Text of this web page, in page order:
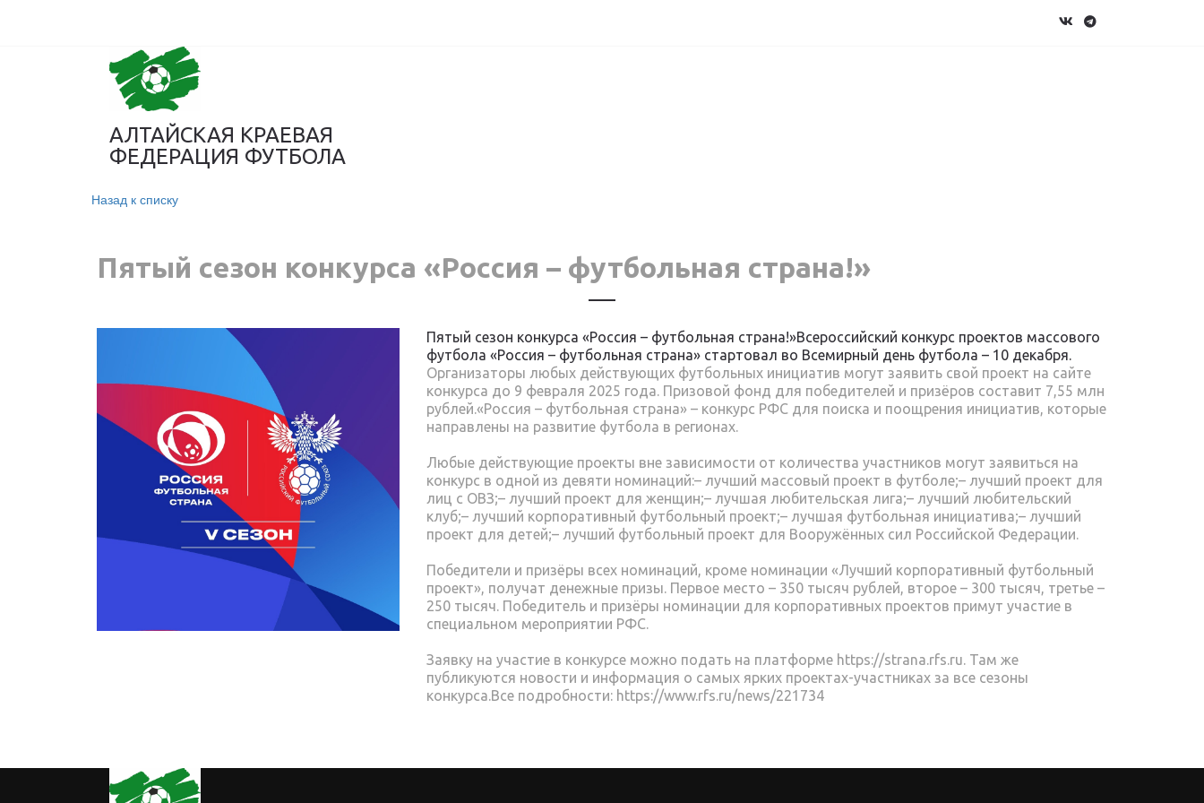
АЛТАЙСКАЯ КРАЕВАЯ
ФЕДЕРАЦИЯ ФУТБОЛА
Назад к списку
Пятый сезон конкурса «Россия – футбольная страна!»
Пятый сезон конкурса «Россия – футбольная страна!»Всероссийский конкурс проектов массового
футбола «Россия – футбольная страна» стартовал во Всемирный день футбола – 10 декабря.
Организаторы любых действующих футбольных инициатив могут заявить свой проект на сайте
конкурса до 9 февраля 2025 года. Призовой фонд для победителей и призёров составит 7,55 млн
рублей.«Россия – футбольная страна» – конкурс РФС для поиска и поощрения инициатив, которые
направлены на развитие футбола в регионах.
Любые действующие проекты вне зависимости от количества участников могут заявиться на
конкурс в одной из девяти номинаций:– лучший массовый проект в футболе;– лучший проект для
лиц с ОВЗ;– лучший проект для женщин;– лучшая любительская лига;– лучший любительский
клуб;– лучший корпоративный футбольный проект;– лучшая футбольная инициатива;– лучший
проект для детей;– лучший футбольный проект для Вооружённых сил Российской Федерации.
Победители и призёры всех номинаций, кроме номинации «Лучший корпоративный футбольный
проект», получат денежные призы. Первое место – 350 тысяч рублей, второе – 300 тысяч, третье –
250 тысяч. Победитель и призёры номинации для корпоративных проектов примут участие в
специальном мероприятии РФС.
Заявку на участие в конкурсе можно подать на платформе https://strana.rfs.ru. Там же
публикуются новости и информация о самых ярких проектах-участниках за все сезоны
конкурса.Все подробности: https://www.rfs.ru/news/221734